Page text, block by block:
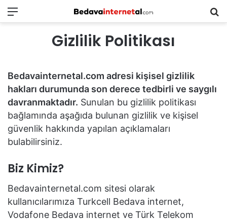
Menü
Gizlilik Politikası
Bedavainternetal.com adresi kişisel gizlilik
hakları durumunda son derece tedbirli ve saygılı
davranmaktadır. Sunulan bu gizlilik politikası
bağlamında aşağıda bulunan gizlilik ve kişisel
güvenlik hakkında yapılan açıklamaları
bulabilirsiniz.
Biz Kimiz?
Bedavainternetal.com sitesi olarak
kullanıcılarımıza Turkcell Bedava internet,
Vodafone Bedava internet ve Türk Telekom